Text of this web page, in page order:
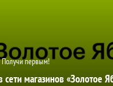
Получи первым!
сети магазинов «Золотое